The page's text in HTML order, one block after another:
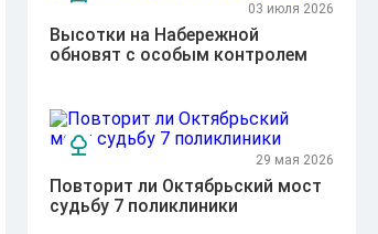
03 июля 2026
Высотки на Набережной
обновят с особым контролем
29 мая 2026
Повторит ли Октябрьский мост
судьбу 7 поликлиники